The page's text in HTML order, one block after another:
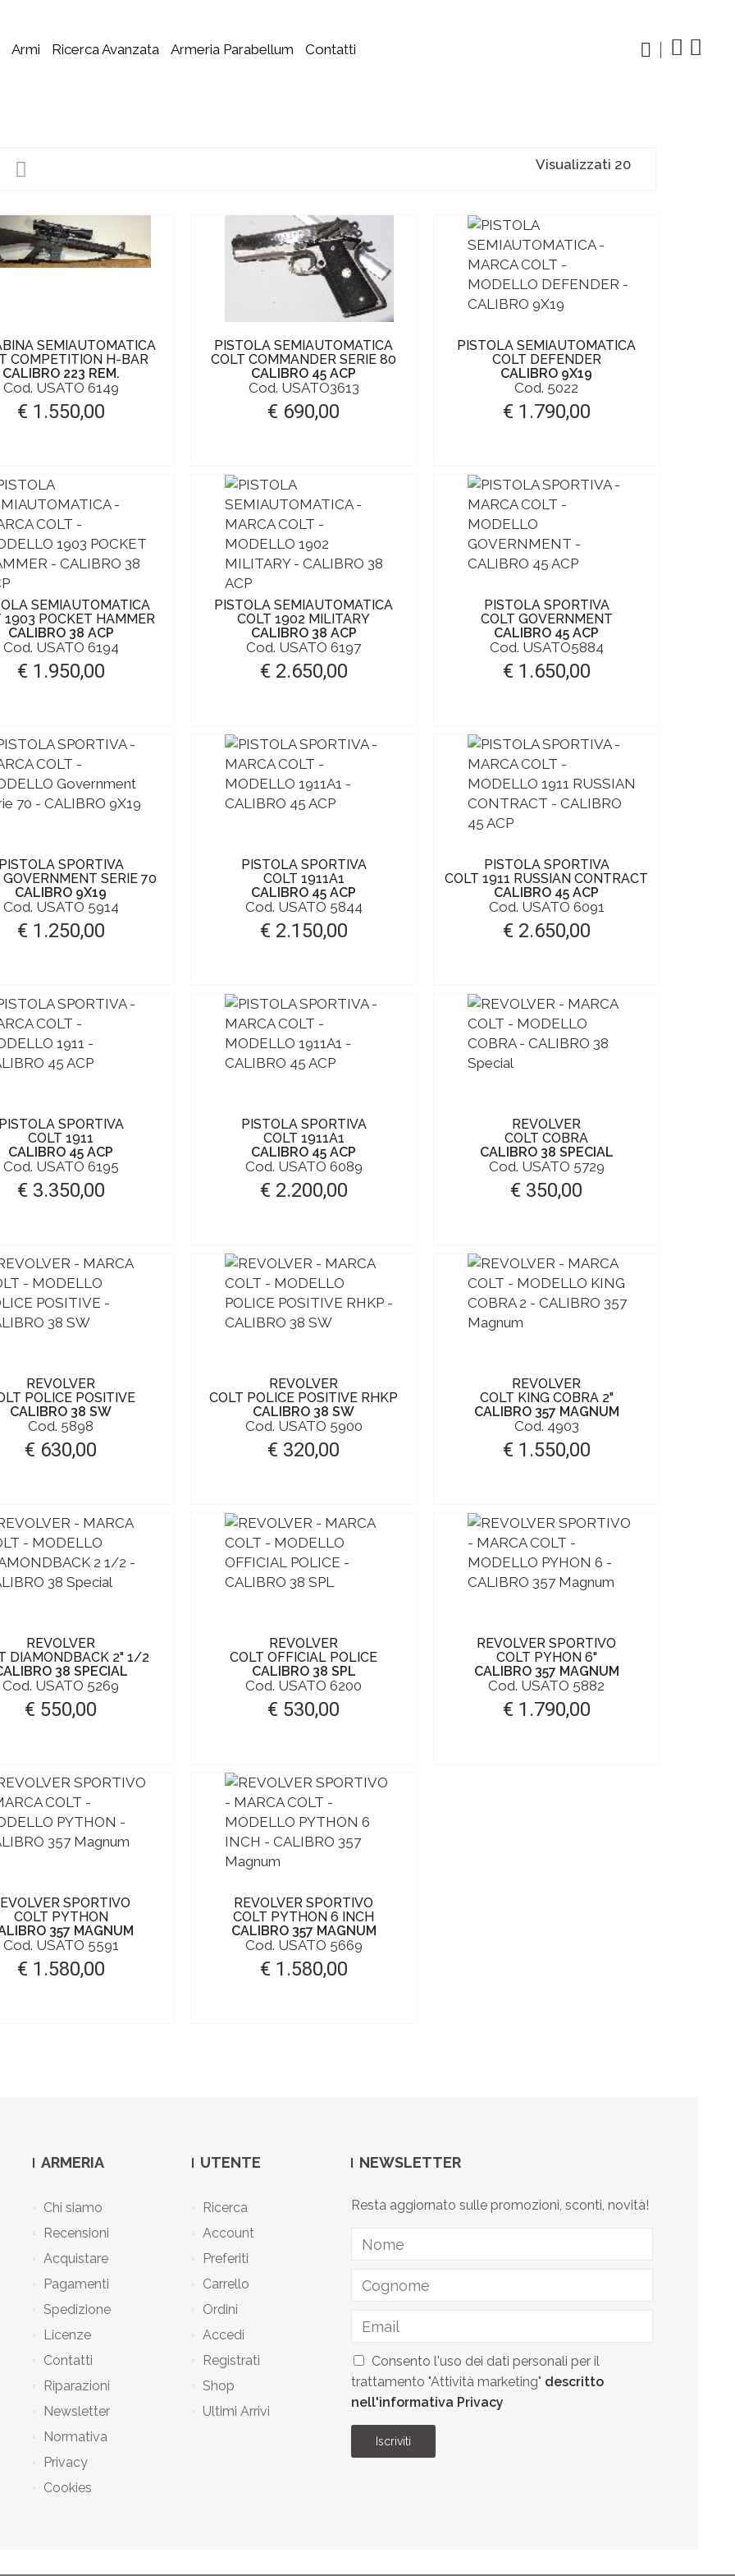
Armi Ricerca Avanzata Armeria Parabellum Contatti
Visualizzati 20
SEMIAUTOMATICA
COMPETITION H-BAR
CALIBRO 223 REM.
Cod. USATO 6149
€ 1.550,00
PISTOLA SEMIAUTOMATICA
COLT COMMANDER SERIE 80
CALIBRO 45 ACP
Cod. USATO3613
€ 690,00
PISTOLA SEMIAUTOMATICA
COLT DEFENDER
CALIBRO 9X19
Cod. 5022
€ 1.790,00
SEMIAUTOMATICA
1903 POCKET HAMMER
CALIBRO 38 ACP
Cod. USATO 6194
€ 1.950,00
PISTOLA SEMIAUTOMATICA
COLT 1902 MILITARY
CALIBRO 38 ACP
Cod. USATO 6197
€ 2.650,00
PISTOLA SPORTIVA
COLT GOVERNMENT
CALIBRO 45 ACP
Cod. USATO5884
€ 1.650,00
SPORTIVA
GOVERNMENT SERIE 70
CALIBRO 9X19
Cod. USATO 5914
€ 1.250,00
PISTOLA SPORTIVA
COLT 1911A1
CALIBRO 45 ACP
Cod. USATO 5844
€ 2.150,00
PISTOLA SPORTIVA
COLT 1911 RUSSIAN CONTRACT
CALIBRO 45 ACP
Cod. USATO 6091
€ 2.650,00
SPORTIVA
COLT 1911
CALIBRO 45 ACP
Cod. USATO 6195
€ 3.350,00
PISTOLA SPORTIVA
COLT 1911A1
CALIBRO 45 ACP
Cod. USATO 6089
€ 2.200,00
REVOLVER
COLT COBRA
CALIBRO 38 SPECIAL
Cod. USATO 5729
€ 350,00
REVOLVER
POLICE POSITIVE
CALIBRO 38 SW
Cod. 5898
€ 630,00
REVOLVER
COLT POLICE POSITIVE RHKP
CALIBRO 38 SW
Cod. USATO 5900
€ 320,00
REVOLVER
COLT KING COBRA 2"
CALIBRO 357 MAGNUM
Cod. 4903
€ 1.550,00
REVOLVER
DIAMONDBACK 2" 1/2
38 SPECIAL
Cod. USATO 5269
€ 550,00
REVOLVER
COLT OFFICIAL POLICE
CALIBRO 38 SPL
Cod. USATO 6200
€ 530,00
REVOLVER SPORTIVO
COLT PYHON 6"
CALIBRO 357 MAGNUM
Cod. USATO 5882
€ 1.790,00
SPORTIVO
COLT PYTHON
357 MAGNUM
Cod. USATO 5591
€ 1.580,00
REVOLVER SPORTIVO
COLT PYTHON 6 INCH
CALIBRO 357 MAGNUM
Cod. USATO 5669
€ 1.580,00
ARMERIA
Chi siamo
Recensioni
Acquistare
Pagamenti
Spedizione
Licenze
Contatti
Riparazioni
Newsletter
Normativa
Privacy
Cookies
UTENTE
Ricerca
Account
Preferiti
Carrello
Ordini
Accedi
Registrati
Shop
Ultimi Arrivi
NEWSLETTER
Resta aggiornato sulle promozioni, sconti, novità!
Consento l'uso dei dati personali per il
trattamento "Attività marketing" descritto
nell'informativa Privacy
Iscriviti